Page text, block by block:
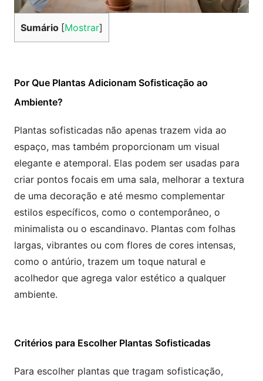
Sumário [Mostrar]
Por Que Plantas Adicionam Sofisticação ao
Ambiente?
Plantas sofisticadas não apenas trazem vida ao
espaço, mas também proporcionam um visual
elegante e atemporal. Elas podem ser usadas para
criar pontos focais em uma sala, melhorar a textura
de uma decoração e até mesmo complementar
estilos específicos, como o contemporâneo, o
minimalista ou o escandinavo. Plantas com folhas
largas, vibrantes ou com flores de cores intensas,
como o antúrio, trazem um toque natural e
acolhedor que agrega valor estético a qualquer
ambiente.
Critérios para Escolher Plantas Sofisticadas
Para escolher plantas que tragam sofisticação,